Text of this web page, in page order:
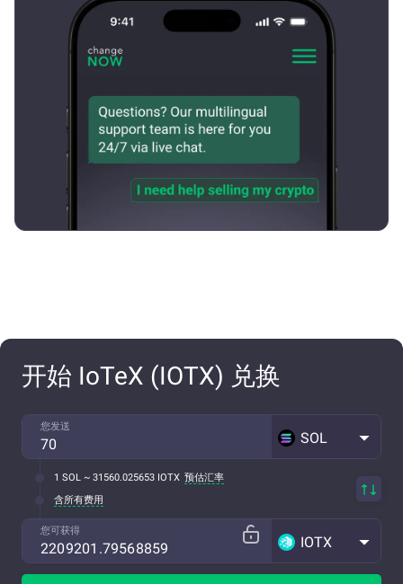
开始 IoTeX (IOTX) 兑换
您发送
SOL
1 SOL ~ 31560.025653 IOTX 预估汇率
含所有费用
您可获得
IOTX